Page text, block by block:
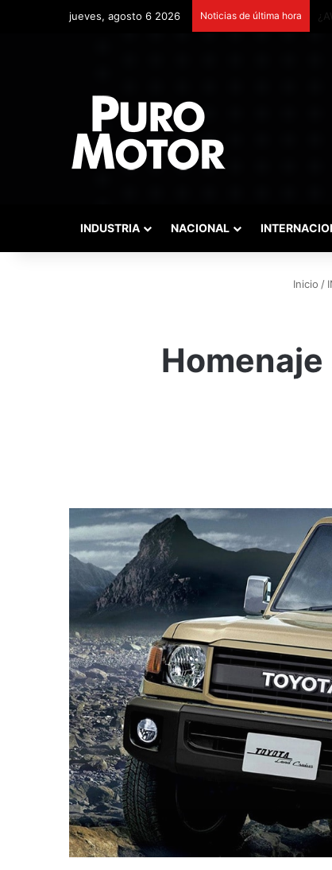
jueves, agosto 6 2026 Noticias de última hora
INDUSTRIA NACIONAL
Inicio /